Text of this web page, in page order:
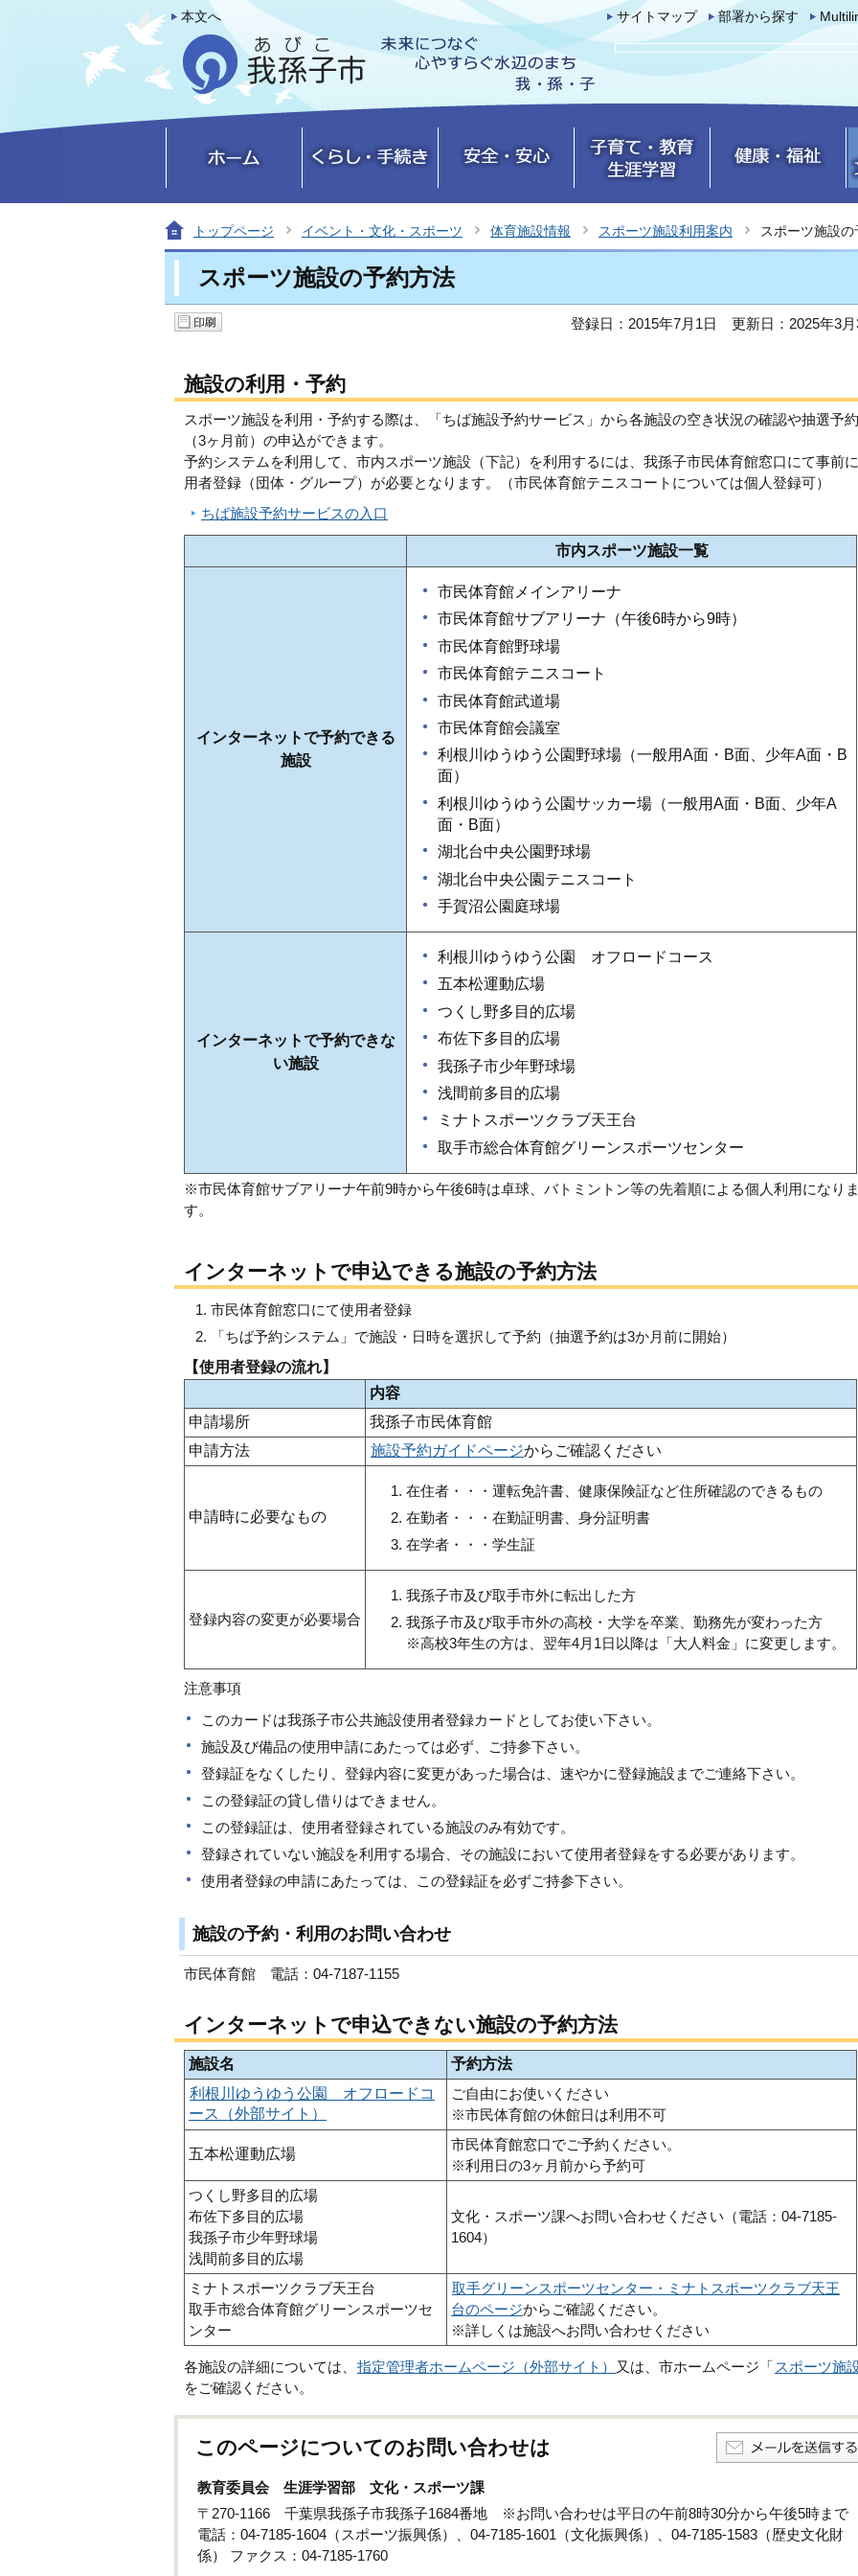
本文へ サイトマップ 部署から探す
トップページ イベント・文化・スポーツ 体育施設情報 スポーツ施設利用案内 スポーツ施設
スポーツ施設の予約方法
登録日：2015年7月1日 更新日：2025年3
施設の利用・予約
スポーツ施設を利用・予約する際は、「ちば施設予約サービス」から各施設の空き状況の確認や抽選予約
（3ヶ月前）の申込ができます。
予約システムを利用して、市内スポーツ施設（下記）を利用するには、我孫子市民体育館窓口にて事前
用者登録（団体・グループ）が必要となります。（市民体育館テニスコートについては個人登録可）
ちば施設予約サービスの入口
市内スポーツ施設一覧
インターネットで予約できる
施設
市民体育館メインアリーナ
市民体育館サブアリーナ（午後6時から9時）
市民体育館野球場
市民体育館テニスコート
市民体育館武道場
市民体育館会議室
利根川ゆうゆう公園野球場（一般用A面・B面、少年A面・B
面）
利根川ゆうゆう公園サッカー場（一般用A面・B面、少年A
面・B面）
湖北台中央公園野球場
湖北台中央公園テニスコート
手賀沼公園庭球場
インターネットで予約できな
い施設
利根川ゆうゆう公園 オフロードコース
五本松運動広場
つくし野多目的広場
布佐下多目的広場
我孫子市少年野球場
浅間前多目的広場
ミナトスポーツクラブ天王台
取手市総合体育館グリーンスポーツセンター
※市民体育館サブアリーナ午前9時から午後6時は卓球、バトミントン等の先着順による個人利用になり
す。
インターネットで申込できる施設の予約方法
市民体育館窓口にて使用者登録
「ちば予約システム」で施設・日時を選択して予約（抽選予約は3か月前に開始）
【使用者登録の流れ】
内容
申請場所
我孫子市民体育館
申請方法
施設予約ガイドページからご確認ください
申請時に必要なもの
在住者・・・運転免許書、健康保険証など住所確認のできるもの
在勤者・・・在勤証明書、身分証明書
在学者・・・学生証
登録内容の変更が必要場合
我孫子市及び取手市外に転出した方
我孫子市及び取手市外の高校・大学を卒業、勤務先が変わった方
※高校3年生の方は、翌年4月1日以降は「大人料金」に変更します。
注意事項
このカードは我孫子市公共施設使用者登録カードとしてお使い下さい。
施設及び備品の使用申請にあたっては必ず、ご持参下さい。
登録証をなくしたり、登録内容に変更があった場合は、速やかに登録施設までご連絡下さい。
この登録証の貸し借りはできません。
この登録証は、使用者登録されている施設のみ有効です。
登録されていない施設を利用する場合、その施設において使用者登録をする必要があります。
使用者登録の申請にあたっては、この登録証を必ずご持参下さい。
施設の予約・利用のお問い合わせ
市民体育館 電話：04-7187-1155
インターネットで申込できない施設の予約方法
施設名
予約方法
利根川ゆうゆう公園 オフロードコ
ース（外部サイト）
ご自由にお使いください
※市民体育館の休館日は利用不可
五本松運動広場
市民体育館窓口でご予約ください。
※利用日の3ヶ月前から予約可
つくし野多目的広場
布佐下多目的広場
我孫子市少年野球場
浅間前多目的広場
文化・スポーツ課へお問い合わせください（電話：04-7185-
1604）
ミナトスポーツクラブ天王台
取手市総合体育館グリーンスポーツセ
ンター
取手グリーンスポーツセンター・ミナトスポーツクラブ天王
台のページからご確認ください。
※詳しくは施設へお問い合わせください
各施設の詳細については、 指定管理者ホームページ（外部サイト） 又は、市ホームページ「 スポーツ施
をご確認ください。
このページについてのお問い合わせは
教育委員会 生涯学習部 文化・スポーツ課
〒270-1166 千葉県我孫子市我孫子1684番地 ※お問い合わせは平日の午前8時30分から午後5時まで
電話：04-7185-1604（スポーツ振興係）、04-7185-1601（文化振興係）、04-7185-1583（歴史文化財
係） ファクス：04-7185-1760